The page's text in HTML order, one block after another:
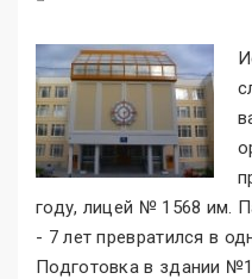
году, лицей № 1568 им.
- 7 лет превратился в
Подготовка в здании